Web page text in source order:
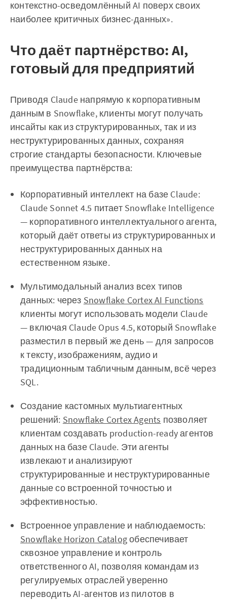
контекстно-осведомлённый AI поверх своих
наиболее критичных бизнес-данных».
Что даёт партнёрство: AI,
готовый для предприятий
Приводя Claude напрямую к корпоративным
данным в Snowflake, клиенты могут получать
инсайты как из структурированных, так и из
неструктурированных данных, сохраняя
строгие стандарты безопасности. Ключевые
преимущества партнёрства:
Корпоративный интеллект на базе Claude:
Claude Sonnet 4.5 питает Snowflake Intelligence
— корпоративного интеллектуального агента,
который даёт ответы из структурированных и
неструктурированных данных на
естественном языке.
Мультимодальный анализ всех типов
данных: через Snowflake Cortex AI Functions
клиенты могут использовать модели Claude
— включая Claude Opus 4.5, который Snowflake
разместил в первый же день — для запросов
к тексту, изображениям, аудио и
традиционным табличным данным, всё через
SQL.
Создание кастомных мультиагентных
решений: Snowflake Cortex Agents позволяет
клиентам создавать production-ready агентов
данных на базе Claude. Эти агенты
извлекают и анализируют
структурированные и неструктурированные
данные со встроенной точностью и
эффективностью.
Встроенное управление и наблюдаемость:
Snowflake Horizon Catalogобеспечивает
сквозное управление и контроль
ответственного AI, позволяя командам из
регулируемых отраслей уверенно
переводить AI-агентов из пилотов в